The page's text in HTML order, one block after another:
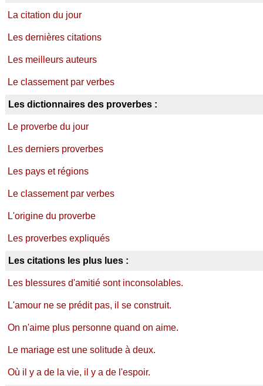
La citation du jour
Les dernières citations
Les meilleurs auteurs
Le classement par verbes
Les dictionnaires des proverbes :
Le proverbe du jour
Les derniers proverbes
Les pays et régions
Le classement par verbes
L'origine du proverbe
Les proverbes expliqués
Les citations les plus lues :
Les blessures d'amitié sont inconsolables.
L'amour ne se prédit pas, il se construit.
On n'aime plus personne quand on aime.
Le mariage est une solitude à deux.
Où il y a de la vie, il y a de l'espoir.